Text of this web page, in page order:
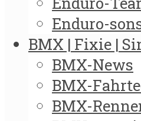
Enduro-
BMX | Fixie |
BMX-News
BMX-
BMX-